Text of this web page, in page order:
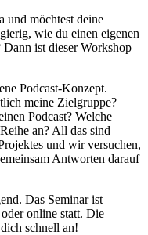
und möchtest deine
wie du einen eigenen
Dann ist dieser Workshop
Podcast-Konzept.
meine Zielgruppe?
Podcast? Welche
an? All das sind
und wir versuchen,
Antworten darauf
Das Seminar ist
online statt. Die
schnell an!